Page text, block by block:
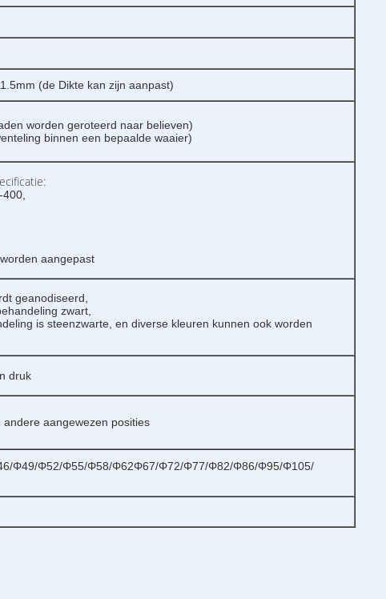
(de Dikte kan zijn aanpast)
worden geroteerd naar believen)
binnen een bepaalde waaier)
aangepast
geanodiseerd,
zwart,
is steenzwarte, en diverse kleuren kunnen ook worden
druk
aangewezen posities
Φ49/Φ52/Φ55/Φ58/Φ62Φ67/Φ72/Φ77/Φ82/Φ86/Φ95/Φ105/